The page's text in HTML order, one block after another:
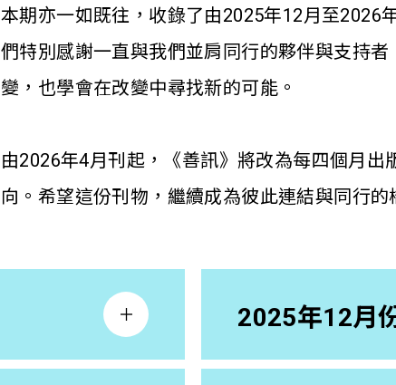
本期亦一如既往，收錄了由2025年12月至2026
們特別感謝一直與我們並肩同行的夥伴與支持
變，也學會在改變中尋找新的可能。
由2026年4月刊起，《善訊》將改為每四個月
向。希望這份刊物，繼續成為彼此連結與同行的
2025年12月